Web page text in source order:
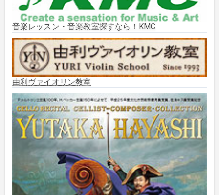
2025年9月 (3)
2025年8月 (5)
2025年7月 (3)
2025年6月 (1)
2025年5月 (5)
2025年3月 (1)
2025年2月
2025年1月 (3)
音楽レッスン・音楽教室探すなら！KMC
由利ヴァイオリン教室